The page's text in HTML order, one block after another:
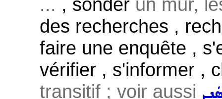
des recherches ,
faire une enquête ,
vérifier , s'informer ,
transitif ; voir aussi